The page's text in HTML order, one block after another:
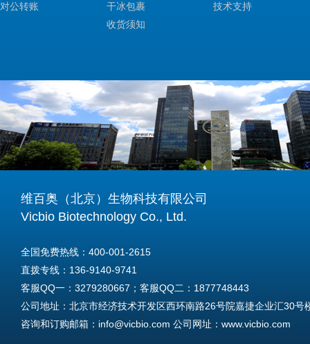
对公转账
干冰包裹
收货须知
技术支持
维百奥（北京）生物科技有限公司
Vicbio Biotechnology Co., Ltd.
全国免费热线：400-001-2615
直拨专线：136-9140-9741
客服QQ一：3279280667；客服QQ二：1877748443
公司地址：北京市经济技术开发区西环南路26号院嘉捷企业汇30号
咨询和订购邮箱：info@vicbio.com 公司网址：www.vicbio.com